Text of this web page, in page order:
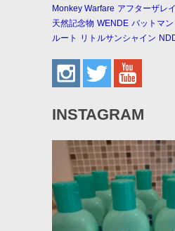
Monkey Warfare アフターザレ
天然記念物 WENDE バットマン
ルート
リトルサンシャイン
INSTAGRAM